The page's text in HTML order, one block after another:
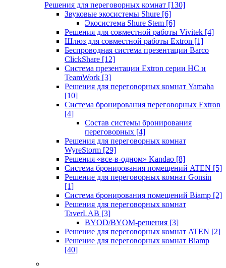
Решения для переговорных комнат [130]
Звуковые экосистемы Shure [6]
Экосистема Shure Stem [6]
Решения для совместной работы Vivitek [4]
Шлюз для совместной работы Extron [1]
Беспроводная система презентации Barco
ClickShare [12]
Система презентации Extron серии HC и
TeamWork [3]
Решения для переговорных комнат Yamaha
[10]
Система бронирования переговорных Extron
[4]
Состав системы бронирования
переговорных [4]
Решения для переговорных комнат
WyreStorm [29]
Решения «все-в-одном» Kandao [8]
Система бронирования помещений ATEN [5]
Решение для переговорных комнат Gonsin
[1]
Система бронирования помещений Biamp [2]
Решения для переговорных комнат
TaverLAB [3]
BYOD/BYOM-решения [3]
Решение для переговорных комнат ATEN [2]
Решение для переговорных комнат Biamp
[40]